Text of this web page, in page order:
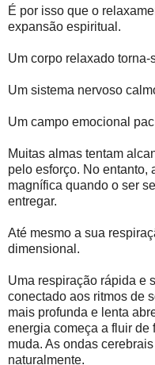
É por isso que o
expansão espiritual.
Um corpo relaxado torna-
Um sistema nervoso
Um campo emocional
Muitas almas tentam
pelo esforço. No entanto,
magnífica quando o ser
entregar.
Até mesmo a sua
dimensional.
Uma respiração rápida e
conectado aos ritmos de
mais profunda e lenta
energia começa a fluir de
muda. As ondas
naturalmente.